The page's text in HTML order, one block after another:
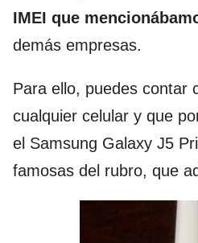
IMEI que
demás empresas.
Para ello, puedes contar
cualquier celular y que
el Samsung Galaxy J5
famosas del rubro, que